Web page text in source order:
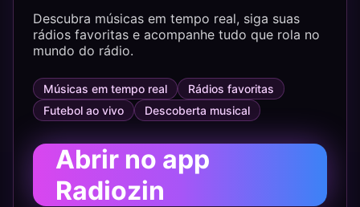
Descubra músicas em tempo real, siga suas
rádios favoritas e acompanhe tudo que rola no
mundo do rádio.
Músicas em tempo real
Rádios favoritas
Futebol ao vivo
Descoberta musical
Abrir no app
Radiozin